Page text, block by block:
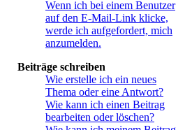
Wenn ich bei einem Benutzer
auf den E-Mail-Link klicke,
werde ich aufgefordert, mich
anzumelden.
Beiträge schreiben
Wie erstelle ich ein neues
Thema oder eine Antwort?
Wie kann ich einen Beitrag
bearbeiten oder löschen?